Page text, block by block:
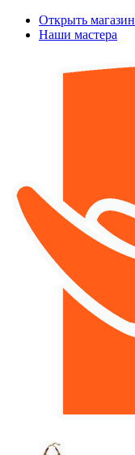
Открыть магазин
Наши мастера